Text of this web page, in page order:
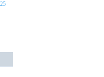
25